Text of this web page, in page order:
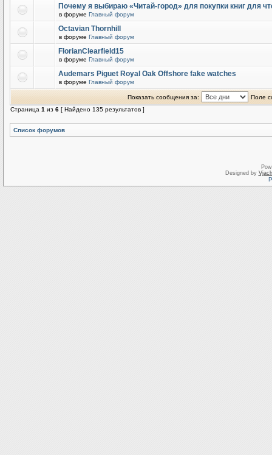
Почему я выбираю «Читай-город» для покупки книг для
в форуме Главный форум
Octavian Thornhill
в форуме Главный форум
FlorianClearfield15
в форуме Главный форум
Audemars Piguet Royal Oak Offshore fake watches
в форуме Главный форум
Показать сообщения за:
Поле
Страница 1 из 6 [ Найдено 135 результатов ]
Список форумов
Designed by